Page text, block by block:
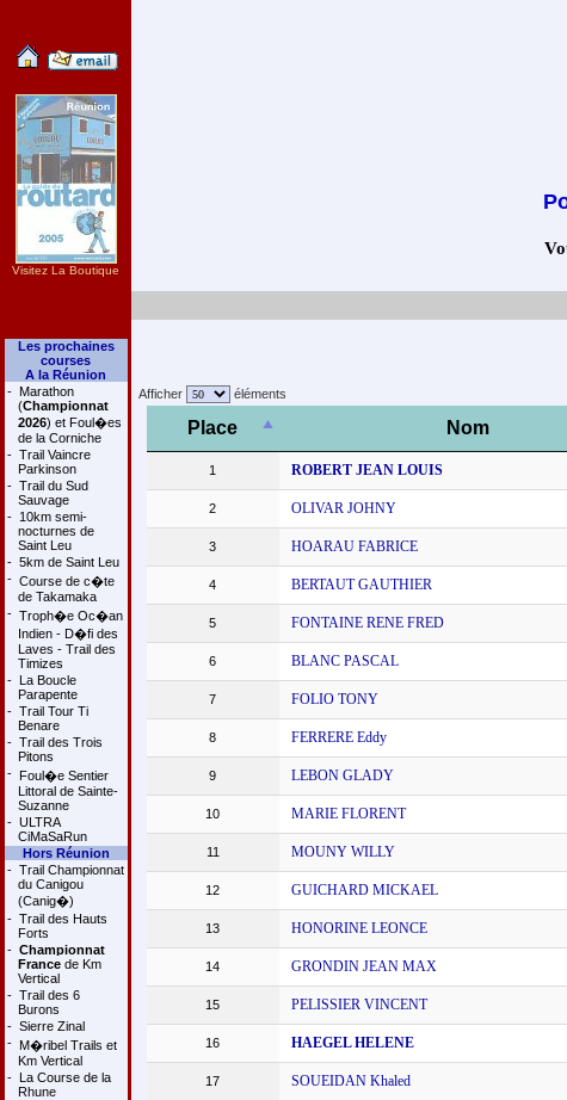
Visitez La Boutique
Les prochaines
courses
A la Réunion
- Marathon
(Championnat
2026) et Foul�es
de la Corniche
- Trail Vaincre
Parkinson
- Trail du Sud
Sauvage
- 10km semi-
nocturnes de
Saint Leu
- 5km de Saint Leu
- Course de c�te
de Takamaka
- Troph�e Oc�an
Indien - D�fi des
Laves - Trail des
Timizes
- La Boucle
Parapente
- Trail Tour Ti
Benare
- Trail des Trois
Pitons
- Foul�e Sentier
Littoral de Sainte-
Suzanne
- ULTRA
CiMaSaRun
Hors Réunion
- Trail Championnat
du Canigou
(Canig�)
- Trail des Hauts
Forts
- Championnat
Francede Km
Vertical
- Trail des 6
Burons
- Sierre Zinal
- M�ribel Trails et
Km Vertical
- La Course de la
Rhune
Afficher éléments
Place Nom
1 ROBERT JEAN LOUIS
2 OLIVAR JOHNY
3 HOARAU FABRICE
4 BERTAUT GAUTHIER
5 FONTAINE RENE FRED
6 BLANC PASCAL
7 FOLIO TONY
8 FERRERE Eddy
9 LEBON GLADY
10 MARIE FLORENT
11 MOUNY WILLY
12 GUICHARD MICKAEL
13 HONORINE LEONCE
14 GRONDIN JEAN MAX
15 PELISSIER VINCENT
16 HAEGEL HELENE
17 SOUEIDAN Khaled